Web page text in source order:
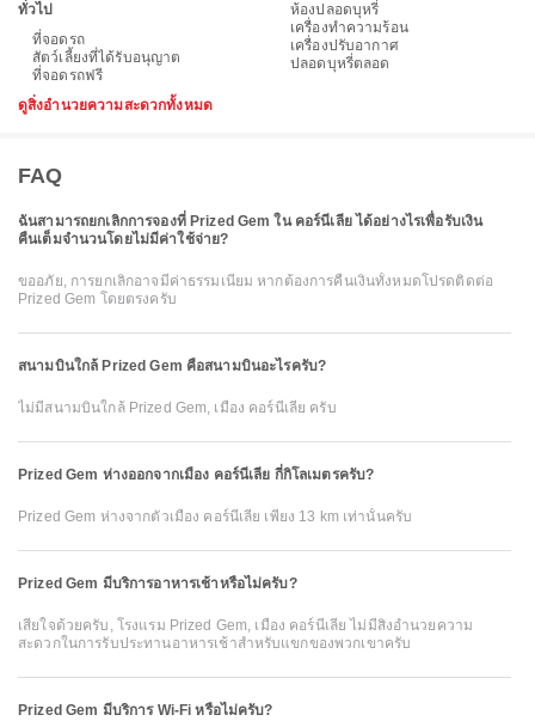
ทั่วไป
ที่จอดรถ
สัตว์เลี้ยงที่ได้รับอนุญาต
ที่จอดรถฟรี
ห้องปลอดบุหรี่
เครื่องทำความร้อน
เครื่องปรับอากาศ
ปลอดบุหรี่ตลอด
ดูสิ่งอำนวยความสะดวกทั้งหมด
FAQ
ฉันสามารถยกเลิกการจองที่ Prized Gem ใน คอร์นีเลีย ได้อย่างไรเพื่อรับเงิน
คืนเต็มจำนวนโดยไม่มีค่าใช้จ่าย?
ขออภัย, การยกเลิกอาจมีค่าธรรมเนียม หากต้องการคืนเงินทั้งหมดโปรดติดต่อ
Prized Gem โดยตรงครับ
สนามบินใกล้ Prized Gem คือสนามบินอะไรครับ?
ไม่มีสนามบินใกล้ Prized Gem, เมือง คอร์นีเลีย ครับ
Prized Gem ห่างออกจากเมือง คอร์นีเลีย กี่กิโลเมตรครับ?
Prized Gem ห่างจากตัวเมือง คอร์นีเลีย เพียง 13 km เท่านั้นครับ
Prized Gem มีบริการอาหารเช้าหรือไม่ครับ?
เสียใจด้วยครับ, โรงแรม Prized Gem, เมือง คอร์นีเลีย ไม่มีสิ่งอำนวยความ
สะดวกในการรับประทานอาหารเช้าสำหรับแขกของพวกเขาครับ
Prized Gem มีบริการ Wi-Fi หรือไม่ครับ?